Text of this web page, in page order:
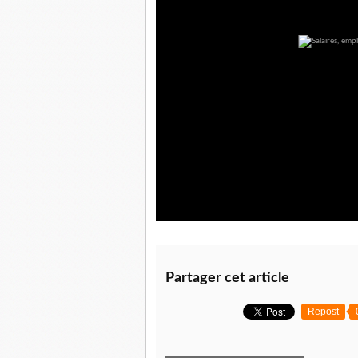
Partager cet article
Repost